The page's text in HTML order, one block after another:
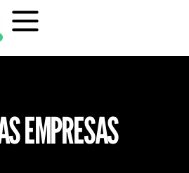
EMPRESAS